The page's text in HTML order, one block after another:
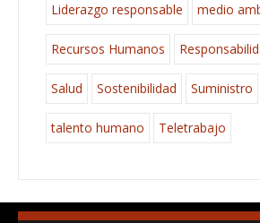
Liderazgo responsable medio
Recursos Humanos
Salud Sostenibilidad Suministro
talento humano Teletrabajo